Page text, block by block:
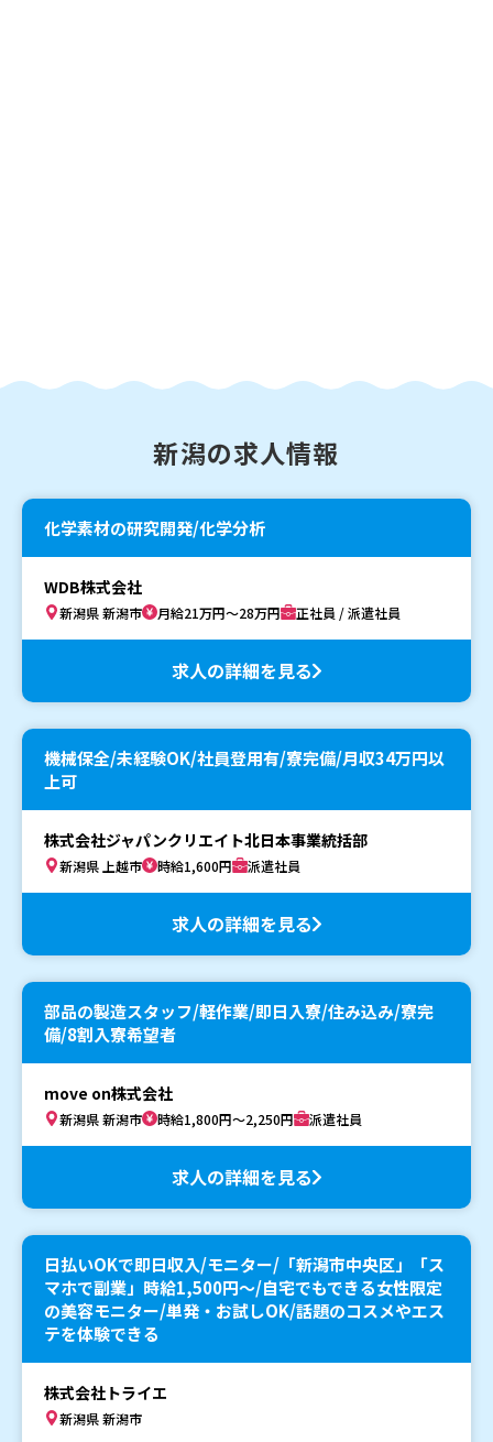
新潟の求人情報
化学素材の研究開発/化学分析
WDB株式会社
新潟県 新潟市 月給21万円～28万円 正社員 / 派遣社員
求人の詳細を見る
機械保全/未経験OK/社員登用有/寮完備/月収34万円以
上可
株式会社ジャパンクリエイト北日本事業統括部
新潟県 上越市 時給1,600円 派遣社員
求人の詳細を見る
部品の製造スタッフ/軽作業/即日入寮/住み込み/寮完
備/8割入寮希望者
move on株式会社
新潟県 新潟市 時給1,800円～2,250円 派遣社員
求人の詳細を見る
日払いOKで即日収入/モニター/「新潟市中央区」「ス
マホで副業」時給1,500円〜/自宅でもできる女性限定
の美容モニター/単発・お試しOK/話題のコスメやエス
テを体験できる
株式会社トライエ
新潟県 新潟市